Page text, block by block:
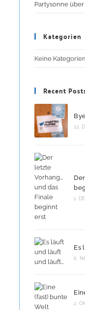
Partysonne
Kategorien
Keine Kategorien
Recent
23.
1.
Es
6.
2.